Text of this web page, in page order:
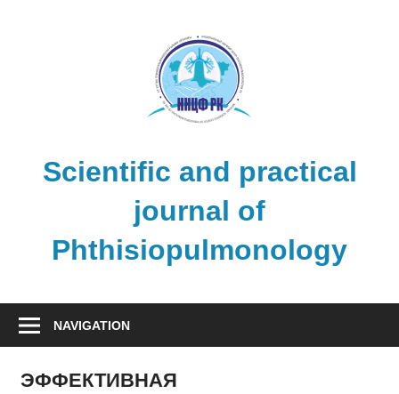
Scientific and practical
journal of
Phthisiopulmonology
NAVIGATION
ЭФФЕКТИВНАЯ